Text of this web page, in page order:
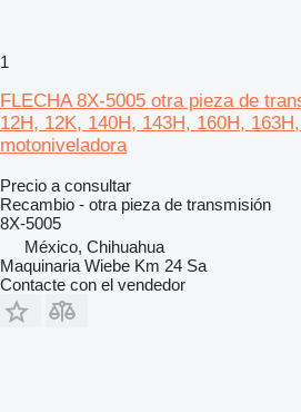
1
FLECHA 8X-5005 otra pieza de
12H, 12K, 140H, 143H, 160H,
motoniveladora
Precio a consultar
Recambio - otra pieza de transmisión
8X-5005
México, Chihuahua
Maquinaria Wiebe Km 24 Sa
Contacte con el vendedor